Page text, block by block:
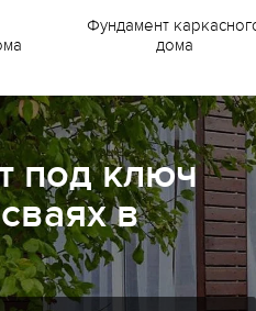
Фундамент
дома
под ключ
в